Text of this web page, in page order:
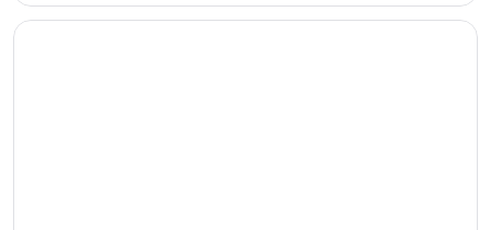
เปิดในหน้าต่างใหม่
เดอะคอสโมโพลิตัน ออฟ ลาสเวกัส